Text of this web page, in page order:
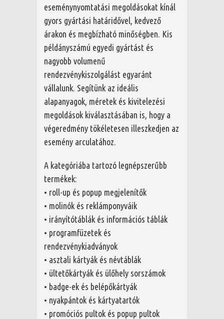
eseménynyomtatási megoldásokat kínál
gyors gyártási határidővel, kedvező
árakon és megbízható minőségben. Kis
példányszámú egyedi gyártást és
nagyobb volumenű
rendezvénykiszolgálást egyaránt
vállalunk. Segítünk az ideális
alapanyagok, méretek és kivitelezési
megoldások kiválasztásában is, hogy a
végeredmény tökéletesen illeszkedjen az
esemény arculatához.
A kategóriába tartozó legnépszerűbb
termékek:
• roll-up és popup megjelenítők
• molinók és reklámponyváik
• irányítótáblák és információs táblák
• programfüzetek és
rendezvénykiadványok
• asztali kártyák és névtáblák
• ültetőkártyák és ülőhely sorszámok
• badge-ek és belépőkártyák
• nyakpántok és kártyatartók
• promóciós pultok és popup pultok